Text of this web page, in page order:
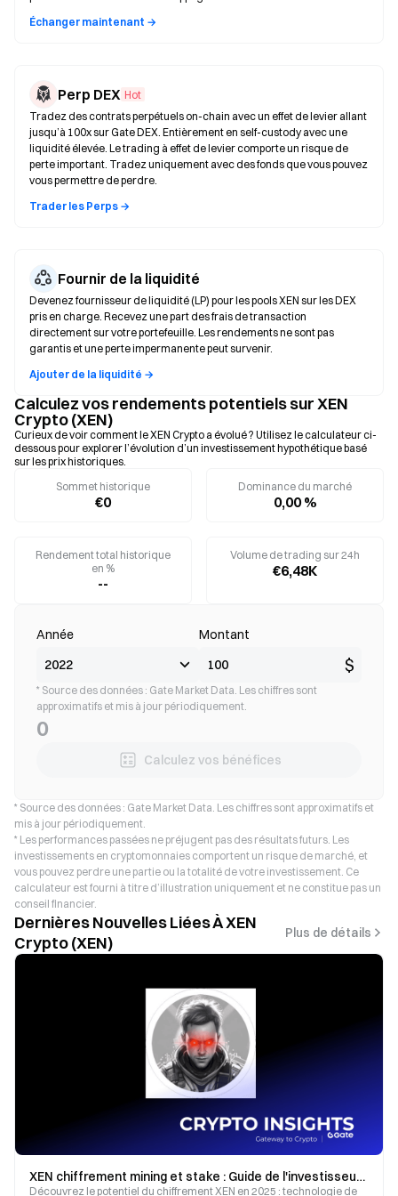
Échanger maintenant →
Perp DEX Hot
Tradez des contrats perpétuels on-chain avec un effet de levier allant
jusqu’à 100x sur Gate DEX. Entièrement en self-custody avec une
liquidité élevée. Le trading à effet de levier comporte un risque de
perte important. Tradez uniquement avec des fonds que vous pouvez
vous permettre de perdre.
Trader les Perps →
Fournir de la liquidité
Devenez fournisseur de liquidité (LP) pour les pools XEN sur les DEX
pris en charge. Recevez une part des frais de transaction
directement sur votre portefeuille. Les rendements ne sont pas
garantis et une perte impermanente peut survenir.
Ajouter de la liquidité →
Calculez vos rendements potentiels sur XEN
Crypto (XEN)
Curieux de voir comment le XEN Crypto a évolué ? Utilisez le calculateur ci-
dessous pour explorer l’évolution d’un investissement hypothétique basé
sur les prix historiques.
Sommet historique
€0
Dominance du marché
0,00 %
Rendement total historique
en %
--
Volume de trading sur 24h
€6,48K
Année Montant
$
* Source des données : Gate Market Data. Les chiffres sont
approximatifs et mis à jour périodiquement.
0
Calculez vos bénéfices
* Source des données : Gate Market Data. Les chiffres sont approximatifs et
mis à jour périodiquement.
* Les performances passées ne préjugent pas des résultats futurs. Les
investissements en cryptomonnaies comportent un risque de marché, et
vous pouvez perdre une partie ou la totalité de votre investissement. Ce
calculateur est fourni à titre d’illustration uniquement et ne constitue pas un
conseil financier.
Dernières Nouvelles Liées À XEN
Crypto (XEN)
Plus de détails
XEN chiffrement mining et stake : Guide de l'investisseur 2025
Découvrez le potentiel du chiffrement XEN en 2025 : technologie de